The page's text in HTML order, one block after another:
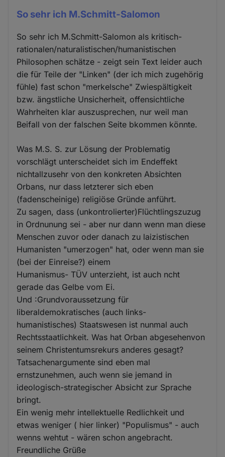
So sehr ich M.Schmitt-Salomon
So sehr ich M.Schmitt-Salomon als kritisch-
rationalen/naturalistischen/humanistischen
Philosophen schätze - zeigt sein Text leider auch
die für Teile der "Linken" (der ich mich zugehörig
fühle) fast schon "merkelsche" Zwiespältigkeit
bzw. ängstliche Unsicherheit, offensichtliche
Wahrheiten klar auszusprechen, nur weil man
Beifall von der falschen Seite bkommen könnte.
Was M.S. S. zur Lösung der Problematig
vorschlägt unterscheidet sich im Endeffekt
nichtallzusehr von den konkreten Absichten
Orbans, nur dass letzterer sich eben
(fadenscheinige) religiöse Gründe anführt.
Zu sagen, dass (unkontrolierter)Flüchtlingszuzug
in Ordnunung sei - aber nur dann wenn man diese
Menschen zuvor oder danach zu laizistischen
Humanisten "umerzogen" hat, oder wenn man sie
(bei der Einreise?) einem
Humanismus- TÜV unterzieht, ist auch ncht
gerade das Gelbe vom Ei.
Und :Grundvoraussetzung für
liberaldemokratisches (auch links-
humanistisches) Staatswesen ist nunmal auch
Rechtsstaatlichkeit. Was hat Orban abgesehenvon
seinem Christentumsrekurs anderes gesagt?
Tatsachenargumente sind eben mal
ernstzunehmen, auch wenn sie jemand in
ideologisch-strategischer Absicht zur Sprache
bringt.
Ein wenig mehr intellektuelle Redlichkeit und
etwas weniger ( hier linker) "Populismus" - auch
wenns wehtut - wären schon angebracht.
Freundliche Grüße